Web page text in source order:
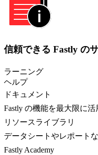
信頼できる Fastly の
ラーニング
ヘルプ
ドキュメント
Fastly の機能を最大限に活
リソースライブラリ
データシートやレポート
Fastly Academy